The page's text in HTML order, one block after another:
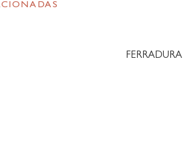
FERRADURA